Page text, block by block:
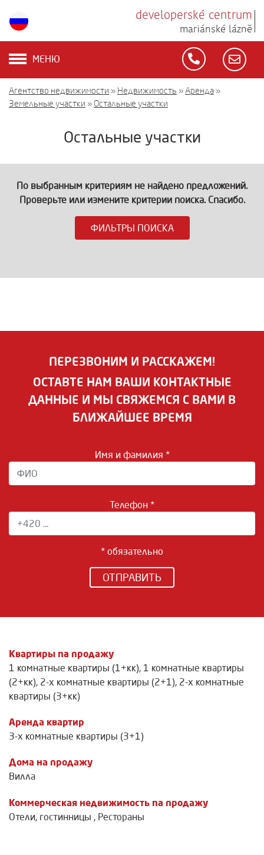
developerské centrum
mariánské lázně
МЕНЮ
Агентство недвижимости » Недвижимость »Аренда »
Земельные участки » Остальные участки
Остальные участки
По выбранным критериям не найдено предложений.
Проверьте или измените критерии поиска. Спасибо.
ФИЛЬТРЫ ПОИСКА
ПЕРЕЗВОНИМ И РАССКАЖЕМ!
ОСТАВТЕ НАМ ВАШИ КОНТАКТНЫЕ
ДАННЫЕ И МЫ СВЯЖЕМСЯ С ВАМИ В
БЛИЖАЙШЕЕ ВРЕМЯ
Имя и фамилия *
Телефон *
* обязательно
ОТПРАВИТЬ
Квартиры na продажу
1 комнатные квартиры (1+кк), 1 комнатные квартиры
(2+кк), 2-х комнатные квартиры (2+1), 2-х комнатные
квартиры (3+кк)
Аренда квартир
3-х комнатные квартиры (3+1)
Дома на продажу
Вилла
Коммерческая недвижимость na продажу
Отели, гостинницы , Рестораны